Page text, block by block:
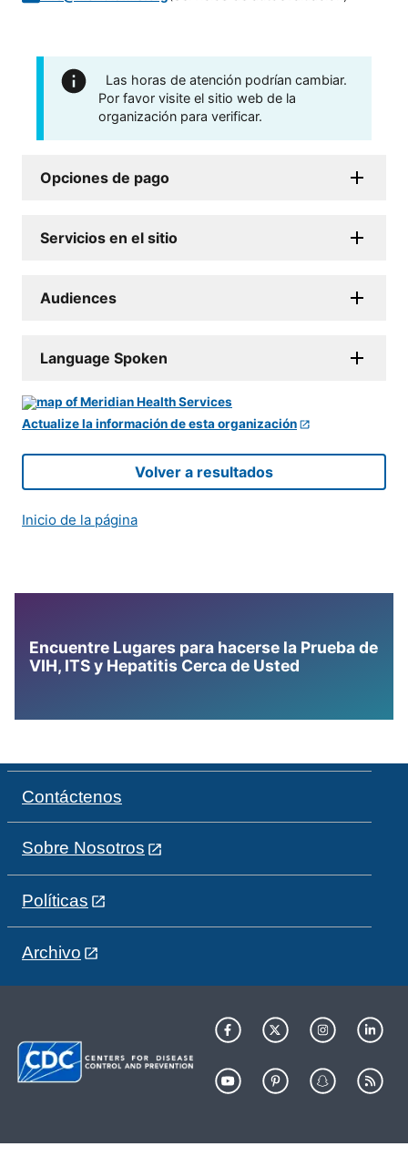
Las horas de atención podrían cambiar.
Por favor visite el sitio web de la
organización para verificar.
Opciones de pago
Servicios en el sitio
Audiences
Language Spoken
Actualize la información de esta organización
Volver a resultados
Inicio de la página
Encuentre Lugares para hacerse la Prueba de
VIH, ITS y Hepatitis Cerca de Usted
Contáctenos
Sobre Nosotros
Políticas
Archivo